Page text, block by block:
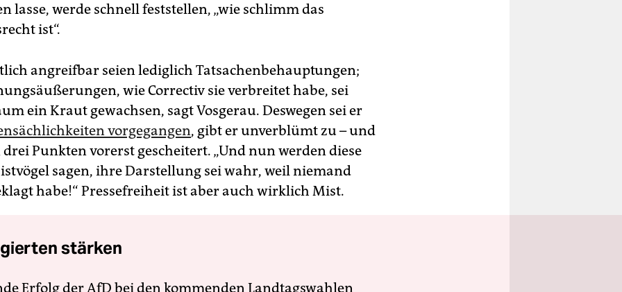
lasse, werde schnell feststellen, „wie schlimm das
ist“.
angreifbar seien lediglich Tatsachenbehauptungen;
wie Correctiv sie verbreitet habe, sei
ein Kraut gewachsen, sagt Vosgerau. Deswegen sei er
vorgegangen, gibt er unverblümt zu – und
Punkten vorerst gescheitert. „Und nun werden diese
sagen, ihre Darstellung sei wahr, weil niemand
habe!“ Pressefreiheit ist aber auch wirklich Mist.
stärken
Erfolg der AfD bei den kommenden Landtagswahlen